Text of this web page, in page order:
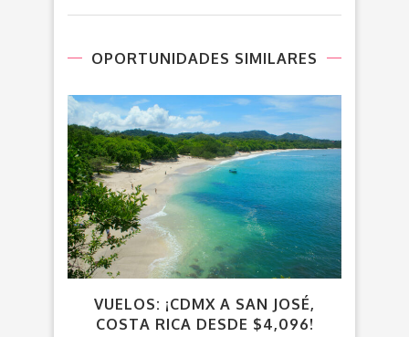
OPORTUNIDADES SIMILARES
VUELOS: ¡CDMX A SAN JOSÉ,
COSTA RICA DESDE $4,096!